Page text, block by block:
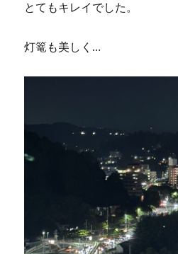
とてもキレイでした。
灯篭も美しく…